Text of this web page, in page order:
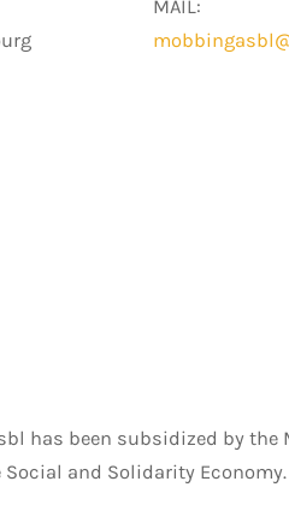
MAIL:
has been subsidized by the
and Solidarity Economy.